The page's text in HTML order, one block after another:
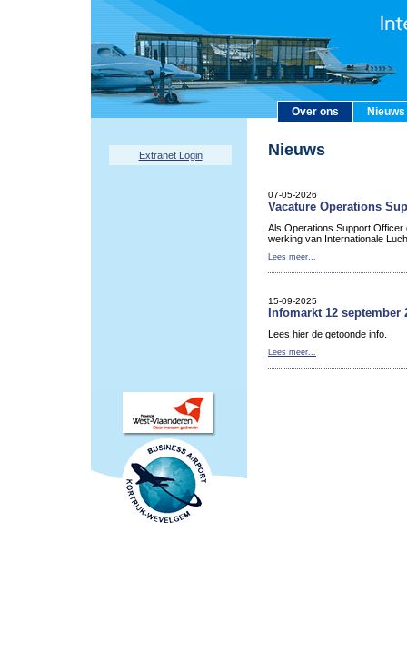
Over ons Nieuws
Extranet Login Nieuws
07-05-2026
Vacature Operations
Als Operations Support Officer
werking van Internationale
Lees meer...
15-09-2025
Infomarkt 12 september
Lees hier de getoonde info.
Lees meer...